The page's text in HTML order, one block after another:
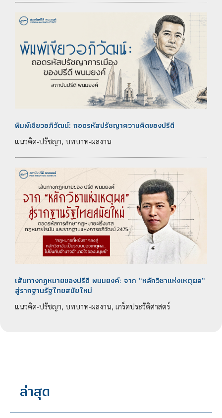
พิมพ์เขียวอภิวัฒน์: ถอดรหัสปรัชญาความคิดของปรีดี
แนวคิด-ปรัชญา, บทบาท-ผลงาน
เส้นทางกฎหมายของปรีดี พนมยงค์: จาก “หลักวิชาแห่งเหตุผล”
สู่รากฐานรัฐไทยสมัยใหม่
แนวคิด-ปรัชญา, บทบาท-ผลงาน, เกร็ดประวัติศาสตร์
ล่าสุด